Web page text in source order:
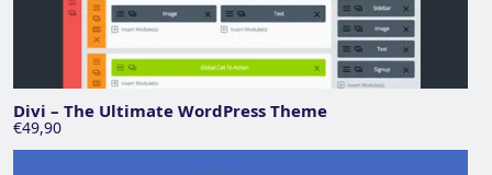
Divi – The Ultimate WordPress Theme
€49,90